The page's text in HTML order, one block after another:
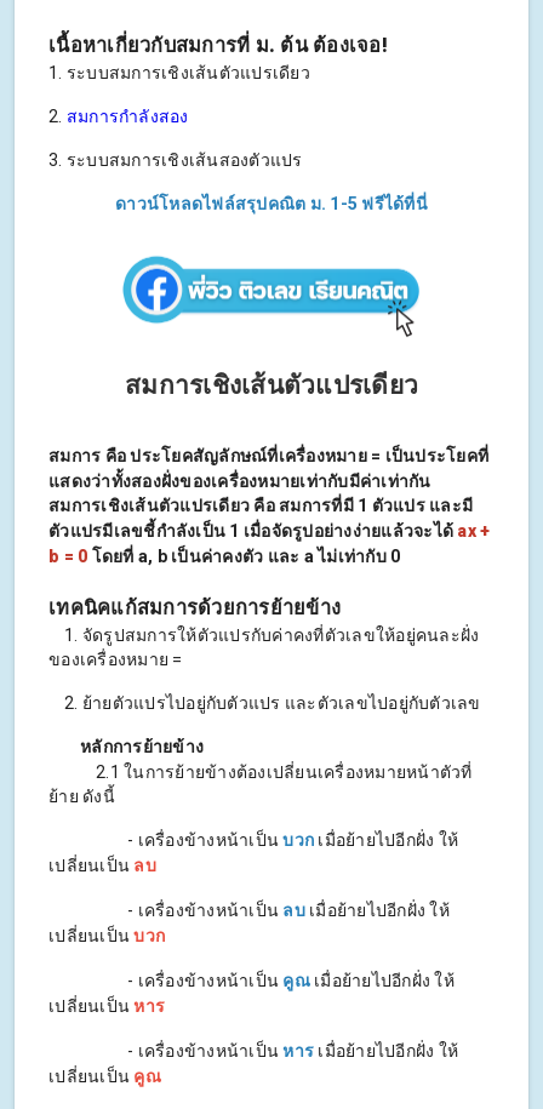
เนื้อหาเกี่ยวกับสมการที่ ม. ต้น ต้องเจอ!
1. ระบบสมการเชิงเส้นตัวแปรเดียว
2. สมการกำลังสอง
3. ระบบสมการเชิงเส้นสองตัวแปร
ดาวน์โหลดไฟล์สรุปคณิต ม. 1-5 ฟรีได้ที่นี่
สมการเชิงเส้นตัวแปรเดียว
สมการ คือ ประโยคสัญลักษณ์ที่เครื่องหมาย = เป็นประโยคที่
แสดงว่าทั้งสองฝั่งของเครื่องหมายเท่ากับมีค่าเท่ากัน
สมการเชิงเส้นตัวแปรเดียว คือ สมการที่มี 1 ตัวแปร และมี
ตัวแปรมีเลขชี้กำลังเป็น 1 เมื่อจัดรูปอย่างง่ายแล้วจะได้ ax +
b = 0 โดยที่ a, b เป็นค่าคงตัว และ a ไม่เท่ากับ 0
เทคนิคแก้สมการด้วยการย้ายข้าง
1. จัดรูปสมการให้ตัวแปรกับค่าคงที่ตัวเลขให้อยู่คนละฝั่ง
ของเครื่องหมาย =
2. ย้ายตัวแปรไปอยู่กับตัวแปร และตัวเลขไปอยู่กับตัวเลข
หลักการย้ายข้าง
2.1 ในการย้ายข้างต้องเปลี่ยนเครื่องหมายหน้าตัวที่
ย้าย ดังนี้
- เครื่องข้างหน้าเป็นบวก เมื่อย้ายไปอีกฝั่ง ให้
เปลี่ยนเป็น ลบ
- เครื่องข้างหน้าเป็น ลบเมื่อย้ายไปอีกฝั่ง ให้
เปลี่ยนเป็นบวก
- เครื่องข้างหน้าเป็น คูณเมื่อย้ายไปอีกฝั่ง ให้
เปลี่ยนเป็นหาร
- เครื่องข้างหน้าเป็นหาร เมื่อย้ายไปอีกฝั่ง ให้
เปลี่ยนเป็น คูณ